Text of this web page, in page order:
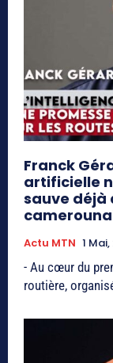
Franck
artificielle
sauve déjà
Actu MTN 1
- Au cœur du
routière,